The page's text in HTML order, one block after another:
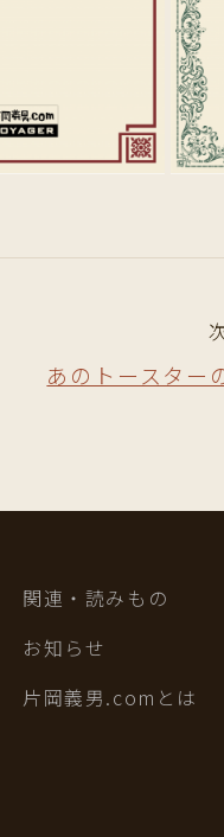
あのトースター
関連・読みもの
お知らせ
片岡義男.comとは